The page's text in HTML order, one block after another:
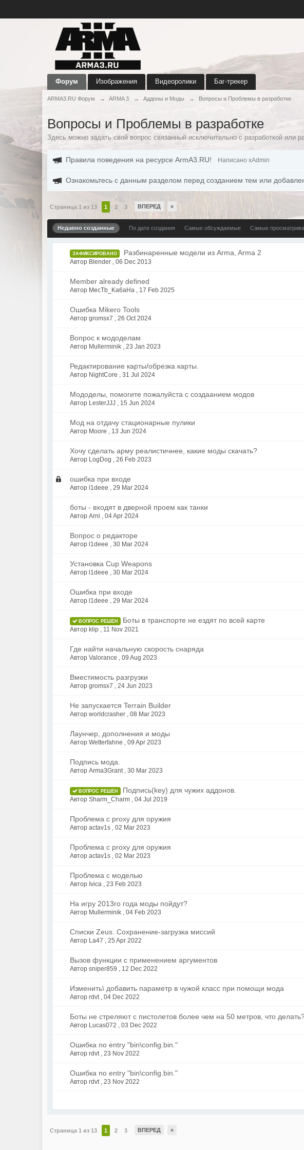
Форум Изображения Видеоролики Баг-трекер
ARMA3.RU Форум → ARMA 3 → Аддоны и Моды → Вопросы и Проблемы в разработке
Вопросы и Проблемы в разработке
Здесь можно задать свой вопрос связанный исключительно с разработкой или
Правила поведения на ресурсе ArmA3.RU! Написано xAdmin
Ознакомьтесь с данным разделом перед созданием тем или
Страница 1 из 13 1 2 3 ВПЕРЕД »
Недавно созданные По дате создания Самые обсуждаемые Самые
ЗАФИКСИРОВАНО Разбинаренные модели из Arma, Arma 2
Автор Blender , 06 Dec 2013
Member already defined
Автор MecTb_Ka6aHa , 17 Feb 2025
Ошибка Mikero Tools
Автор gromsx7 , 26 Oct 2024
Вопрос к мододелам
Автор Mullerminik , 23 Jan 2023
Редактирование карты/обрезка карты.
Автор NightCore , 31 Jul 2024
Мододелы, помогите пожалуйста с создаанием модов
Автор LesterJJJ , 15 Jun 2024
Мод на отдачу стационарные пулики
Автор Moore , 13 Jun 2024
Хочу сделать арму реалистичнее, какие моды скачать?
Автор LogDog , 26 Feb 2023
ошибка при входе
Автор l1deee , 29 Mar 2024
боты - входят в дверной проем как танки
Автор Arni , 04 Apr 2024
Вопрос о редакторе
Автор l1deee , 30 Mar 2024
Установка Cup Weapons
Автор l1deee , 30 Mar 2024
Ошибка при входе
Автор l1deee , 29 Mar 2024
ВОПРОС РЕШЕН Боты в транспорте не ездят по всей карте
Автор klip , 11 Nov 2021
Где найти начальную скорость снаряда
Автор Valorance , 09 Aug 2023
Вместимость разгрузки
Автор gromsx7 , 24 Jun 2023
Не запускается Terrain Builder
Автор worldcrasher , 08 Mar 2023
Лаунчер, дополнения и моды
Автор Wetterfahne , 09 Apr 2023
Подпись мода.
Автор Arma3Grant , 30 Mar 2023
ВОПРОС РЕШЕН Подпись(key) для чужих аддонов.
Автор Sharm_Charm , 04 Jul 2019
Проблема с proxy для оружия
Автор actav1s , 02 Mar 2023
Проблема с proxy для оружия
Автор actav1s , 02 Mar 2023
Проблема с моделью
Автор Ivica , 23 Feb 2023
На игру 2013го года моды пойдут?
Автор Mullerminik , 04 Feb 2023
Списки Zeus. Сохранение-загрузка миссий
Автор La47 , 25 Apr 2022
Вызов функции с применением аргументов
Автор sniper859 , 12 Dec 2022
Изменить\ добавить параметр в чужой класс при помощи мода
Автор rdvt , 04 Dec 2022
Боты не стреляют с пистолетов более чем на 50 метров, что
Автор Lucas072 , 03 Dec 2022
Ошибка no entry "bin\config.bin."
Автор rdvt , 23 Nov 2022
Ошибка no entry "bin\config.bin."
Автор rdvt , 23 Nov 2022
Страница 1 из 13 1 2 3 ВПЕРЕД »